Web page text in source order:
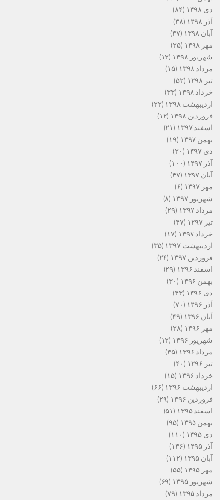
دی ۱۳۹۸
(۸۴)
آذر ۱۳۹۸
(۳۸)
آبان ۱۳۹۸
(۳۷)
مهر ۱۳۹۸
(۲۵)
شهریور ۱۳۹۸
(۱۲)
مرداد ۱۳۹۸
(۱۵)
تیر ۱۳۹۸
(۵۲)
خرداد ۱۳۹۸
(۳۳)
اردیبهشت ۱۳۹۸
(۲۲)
فروردین ۱۳۹۸
(۱۳)
اسفند ۱۳۹۷
(۲۱)
بهمن ۱۳۹۷
(۱۹)
دی ۱۳۹۷
(۲۰)
آذر ۱۳۹۷
(۱۰۰)
آبان ۱۳۹۷
(۴۷)
مهر ۱۳۹۷
(۶)
شهریور ۱۳۹۷
(۸)
مرداد ۱۳۹۷
(۲۹)
تیر ۱۳۹۷
(۴۷)
خرداد ۱۳۹۷
(۱۷)
اردیبهشت ۱۳۹۷
(۳۵)
فروردین ۱۳۹۷
(۲۴)
اسفند ۱۳۹۶
(۲۹)
بهمن ۱۳۹۶
(۳۰)
دی ۱۳۹۶
(۴۳)
آذر ۱۳۹۶
(۷۰)
آبان ۱۳۹۶
(۴۹)
مهر ۱۳۹۶
(۲۸)
شهریور ۱۳۹۶
(۱۲)
مرداد ۱۳۹۶
(۳۵)
تیر ۱۳۹۶
(۴۰)
خرداد ۱۳۹۶
(۱۵)
اردیبهشت ۱۳۹۶
(۶۶)
فروردین ۱۳۹۶
(۲۹)
اسفند ۱۳۹۵
(۵۱)
بهمن ۱۳۹۵
(۹۵)
دی ۱۳۹۵
(۱۱۰)
آذر ۱۳۹۵
(۱۳۶)
آبان ۱۳۹۵
(۱۱۲)
مهر ۱۳۹۵
(۵۵)
شهریور ۱۳۹۵
(۶۹)
مرداد ۱۳۹۵
(۷۹)